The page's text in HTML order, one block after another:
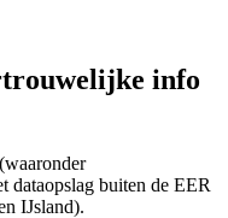
info
dataopslag buiten de EER
IJsland).